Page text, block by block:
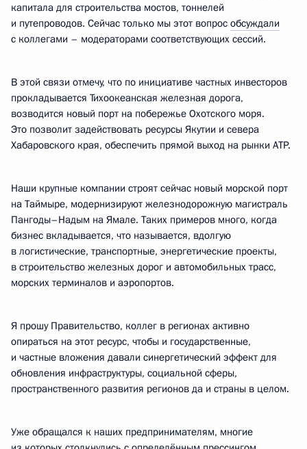
капитала для строительства мостов, тоннелей
и путепроводов. Сейчас только мы этот вопрос обсуждали
с коллегами – модераторами соответствующих сессий.
В этой связи отмечу, что по инициативе частных инвесторов
прокладывается Тихоокеанская железная дорога,
возводится новый порт на побережье Охотского моря.
Это позволит задействовать ресурсы Якутии и севера
Хабаровского края, обеспечить прямой выход на рынки АТР.
Наши крупные компании строят сейчас новый морской порт
на Таймыре, модернизируют железнодорожную магистраль
Пангоды–Надым на Ямале. Таких примеров много, когда
бизнес вкладывается, что называется, вдолгую
в логистические, транспортные, энергетические проекты,
в строительство железных дорог и автомобильных трасс,
морских терминалов и аэропортов.
Я прошу Правительство, коллег в регионах активно
опираться на этот ресурс, чтобы и государственные,
и частные вложения давали синергетический эффект для
обновления инфраструктуры, социальной сферы,
пространственного развития регионов да и страны в целом.
Уже обращался к наших предпринимателям, многие